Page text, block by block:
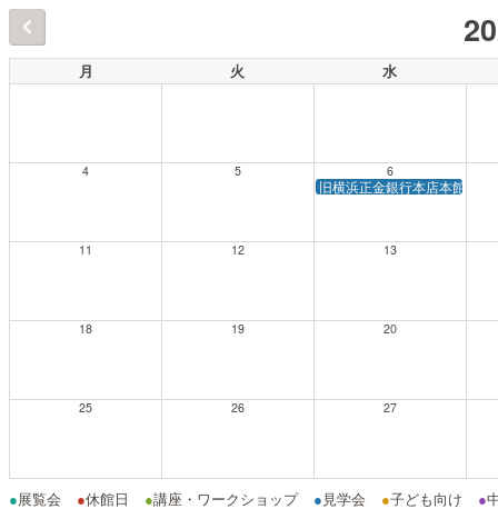
月 火 水
4 5 6
旧横浜正金銀行本店本館 建
11 12 13
18 19 20
25 26 27
●展覧会 ●休館日 ●講座・ワークショップ ● 見学会 ●子ども向け ●